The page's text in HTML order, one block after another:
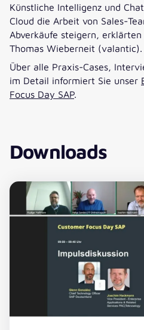
Künstliche Intelligenz und
Cloud die Arbeit von Sales-
Abverkäufe steigern,
Thomas Wieberneit (valantic).
Über alle Praxis-Cases,
im Detail informiert Sie unser
Focus Day SAP.
Downloads
Download (jpg)